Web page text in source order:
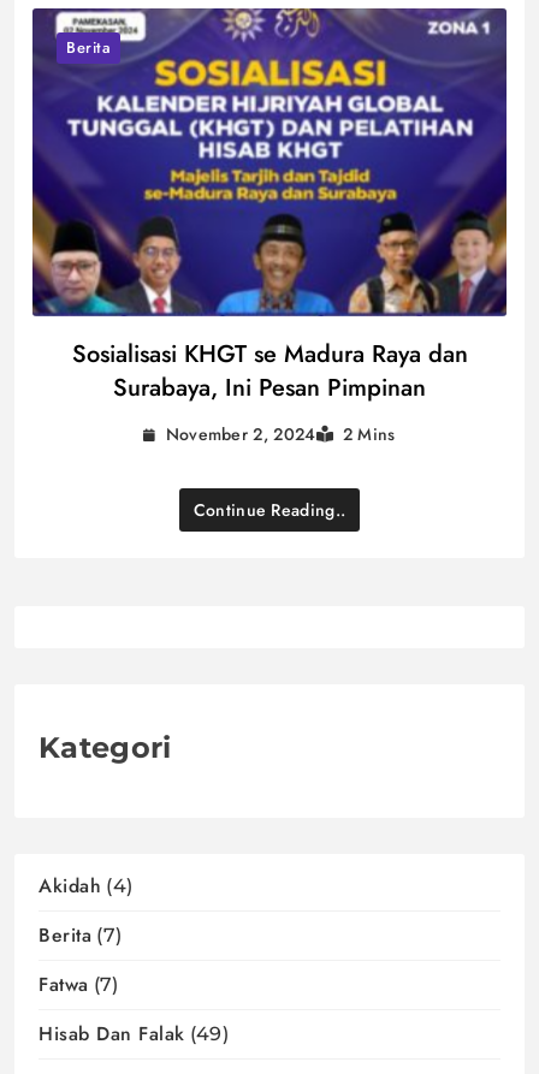
Berita
Sosialisasi KHGT se Madura Raya dan
Surabaya, Ini Pesan Pimpinan
November 2, 2024 2 Mins
Continue Reading..
Kategori
Akidah (4)
Berita (7)
Fatwa (7)
Hisab Dan Falak (49)